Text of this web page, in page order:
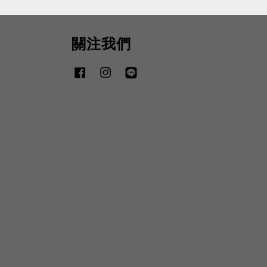
關注我們
FacebookInstagram